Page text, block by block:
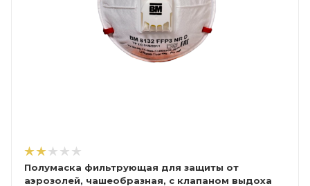
Полумаска фильтрующая для защиты от
аэрозолей, чашеобразная, с клапаном выдоха